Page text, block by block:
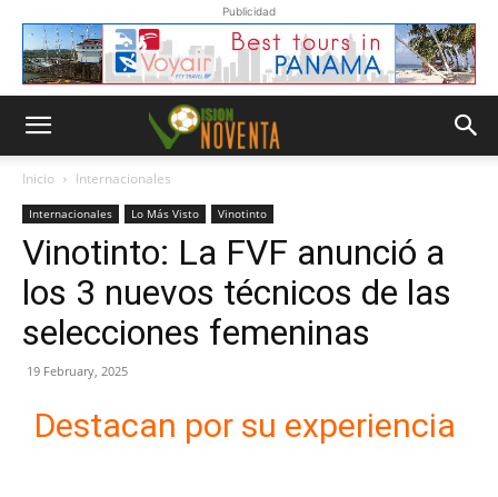
Publicidad
Inicio Internacionales
Internacionales Lo Más Visto Vinotinto
Vinotinto: La FVF anunció a
los 3 nuevos técnicos de las
selecciones femeninas
19 February, 2025
Destacan por su experiencia